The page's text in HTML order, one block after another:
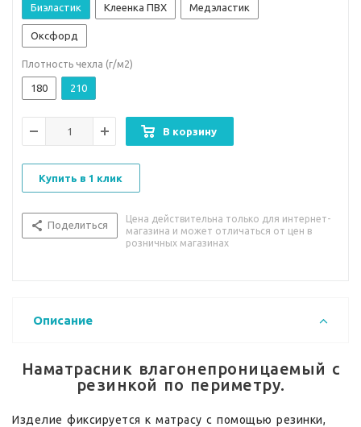
Биэластик Клеенка ПВХ Медэластик
Оксфорд
Плотность чехла (г/м2)
180 210
В корзину
Купить в 1 клик
Поделиться
Цена действительна только для интернет-
магазина и может отличаться от цен в
розничных магазинах
Описание
Наматрасник влагонепроницаемый с
резинкой по периметру.
Изделие фиксируется к матрасу с помощью резинки,